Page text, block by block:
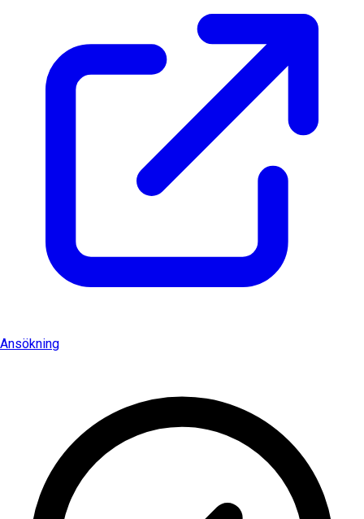
Ansökning